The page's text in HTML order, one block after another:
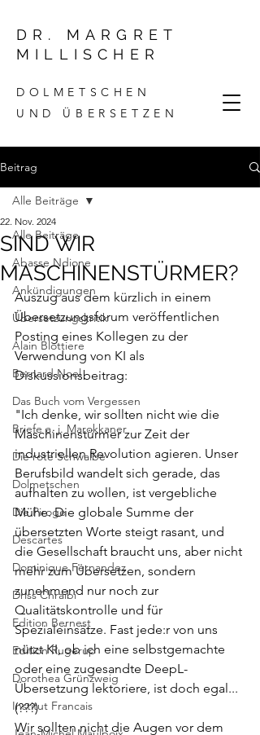
DR. MARGRET
MILLISCHER
DOLMETSCHEN
UND ÜBERSETZEN
Beitrag
Alle Beiträge
Abasse Ndione
Ankündigungen
Übersetzungskritik
Alain Blottiere
Bernard Noel
Das Buch vom Vergessen
Briefe a. j. Marokkaner
Die rote Schwalbe
Dolmetschen
Die Piroge
Descartes
Dominique Fernandez
Driss Chraibi
Edition Bernest
Edition Rugerup
Dorothea Grünzweig
Institut Francais
Alle Beiträge
SIND WIR
MASCHINENSTÜRMER?
22. Nov. 2024
Auszug aus dem kürzlich in einem
Übersetzungsforum veröffentlichen
Posting eines Kollegen zu der
Verwendung von KI als
Diskussionsbeitrag:
"Ich denke, wir sollten nicht wie die
Maschinenstürmer zur Zeit der
industriellen Revolution agieren. Unser
Berufsbild wandelt sich gerade, das
aufhalten zu wollen, ist vergebliche
Mühe. Die globale Summe der
übersetzten Worte steigt rasant, und
die Gesellschaft braucht uns, aber nicht
mehr zum Übersetzen, sondern
zunehmend nur noch zur
Qualitätskontrolle und für
Spezialeinsätze. Fast jede:r von uns
nützt KI, ob ich eine selbstgemachte
oder eine zugesandte DeepL-
Übersetzung lektoriere, ist doch egal...
(???)
Wir sollten nicht die Augen vor dem